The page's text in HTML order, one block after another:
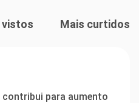
vistos Mais curtidos
para aumento